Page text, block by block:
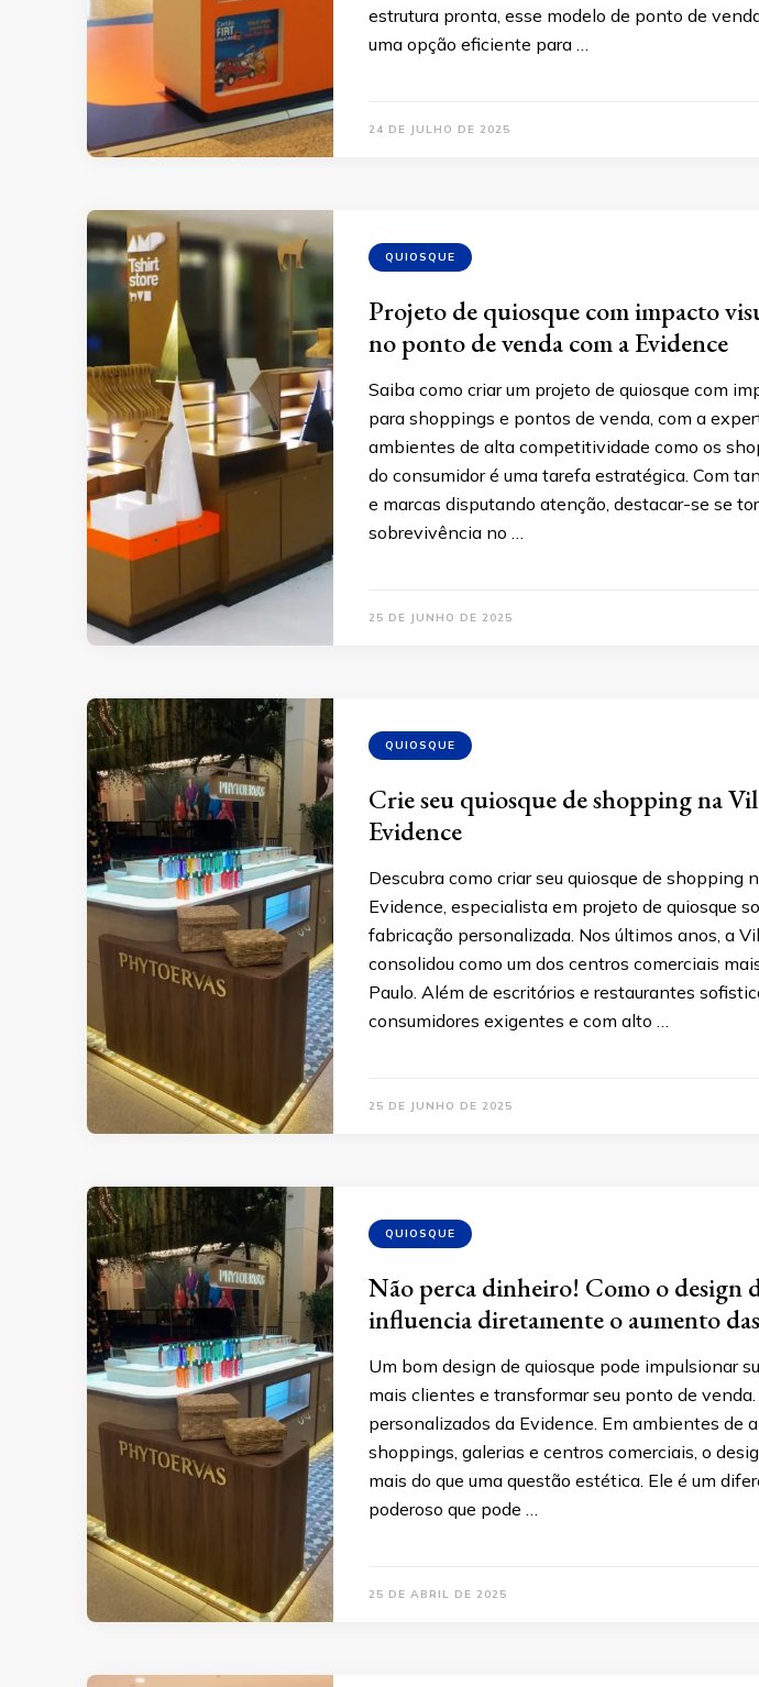
estrutura pronta, esse modelo de ponto de
uma opção eficiente para …
24 DE JULHO DE 2025
QUIOSQUE
Projeto de quiosque com impacto
no ponto de venda com a Evidence
Saiba como criar um projeto de quiosque com
para shoppings e pontos de venda, com a
ambientes de alta competitividade como os
do consumidor é uma tarefa estratégica. Com
e marcas disputando atenção, destacar-se se
sobrevivência no …
25 DE JUNHO DE 2025
QUIOSQUE
Crie seu quiosque de shopping na
Evidence
Descubra como criar seu quiosque de shopping
Evidence, especialista em projeto de quiosque
fabricação personalizada. Nos últimos anos, a
consolidou como um dos centros comerciais
Paulo. Além de escritórios e restaurantes
consumidores exigentes e com alto …
25 DE JUNHO DE 2025
QUIOSQUE
Não perca dinheiro! Como o design
influencia diretamente o aumento das
Um bom design de quiosque pode impulsionar
mais clientes e transformar seu ponto de
personalizados da Evidence. Em ambientes de
shoppings, galerias e centros comerciais, o
mais do que uma questão estética. Ele é um
poderoso que pode …
25 DE ABRIL DE 2025